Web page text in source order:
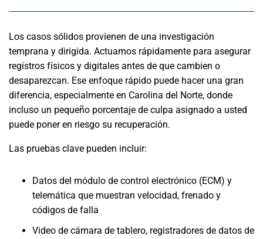
Los casos sólidos provienen de una investigación
temprana y dirigida. Actuamos rápidamente para asegurar
registros físicos y digitales antes de que cambien o
desaparezcan. Ese enfoque rápido puede hacer una gran
diferencia, especialmente en Carolina del Norte, donde
incluso un pequeño porcentaje de culpa asignado a usted
puede poner en riesgo su recuperación.
Las pruebas clave pueden incluir:
Datos del módulo de control electrónico (ECM) y
telemática que muestran velocidad, frenado y
códigos de falla
Video de cámara de tablero, registradores de datos de